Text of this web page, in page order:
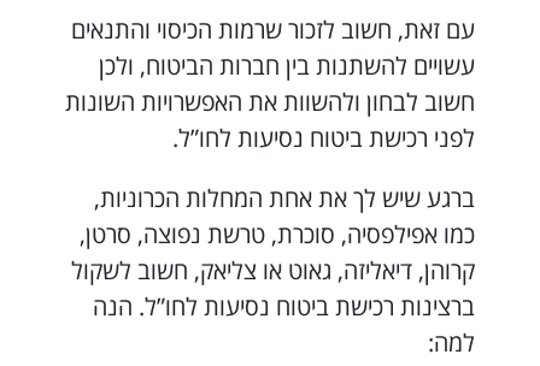
עם זאת, חשוב לזכור שרמות הכיסוי והתנאים
עשויים להשתנות בין חברות הביטוח, ולכן
חשוב לבחון ולהשוות את האפשרויות השונות
לפני רכישת ביטוח נסיעות לחו”ל.
ברגע שיש לך את אחת המחלות הכרוניות,
כמו אפילפסיה, סוכרת, טרשת נפוצה, סרטן,
קרוהן, דיאליזה, גאוט או צליאק, חשוב לשקול
ברצינות רכישת ביטוח נסיעות לחו”ל. הנה
למה: